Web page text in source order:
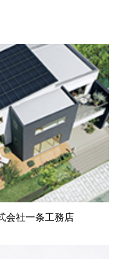
会社一条工務店